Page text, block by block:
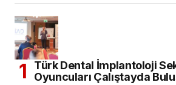
Türk Dental İmplantoloji
Oyuncuları Çalıştayda